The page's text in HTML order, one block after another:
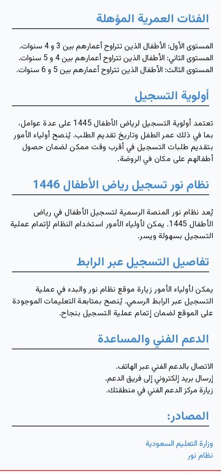
الفئات العمرية المؤهلة
المستوى الأول: الأطفال الذين تتراوح أعمارهم بين 3 و 4 سنوات.
المستوى الثاني: الأطفال الذين تتراوح أعمارهم بين 4 و 5 سنوات.
المستوى الثالث: الأطفال الذين تتراوح أعمارهم بين 5 و 6 سنوات.
أولوية التسجيل
تعتمد أولوية التسجيل لرياض الأطفال 1445 على عدة عوامل،
بما في ذلك عمر الطفل وتاريخ تقديم الطلب. يُنصح أولياء الأمور
بتقديم طلبات التسجيل في أقرب وقت ممكن لضمان حصول
أطفالهم على مكان في الروضة.
نظام نور تسجيل رياض الأطفال 1446
يُعد نظام نور المنصة الرسمية لتسجيل الأطفال في رياض
الأطفال 1445. يمكن لأولياء الأمور استخدام النظام لإتمام عملية
التسجيل بسهولة ويسر.
تفاصيل التسجيل عبر الرابط
يمكن لأولياء الأمور زيارة موقع نظام نور والبدء في عملية
التسجيل عبر الرابط الرسمي. يُنصح بمتابعة التعليمات الموجودة
على الموقع لضمان إتمام عملية التسجيل بنجاح.
الدعم الفني والمساعدة
الاتصال بالدعم الفني عبر الهاتف.
إرسال بريد إلكتروني إلى فريق الدعم.
زيارة مركز الدعم الفني في منطقتك.
المصادر:
وزارة التعليم السعودية
نظام نور